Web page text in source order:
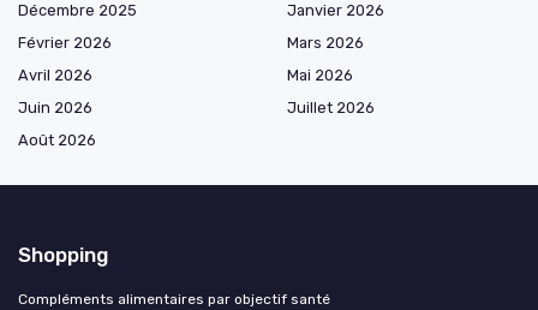
Décembre 2025
Janvier 2026
Février 2026
Mars 2026
Avril 2026
Mai 2026
Juin 2026
Juillet 2026
Août 2026
Shopping
Compléments alimentaires par objectif santé